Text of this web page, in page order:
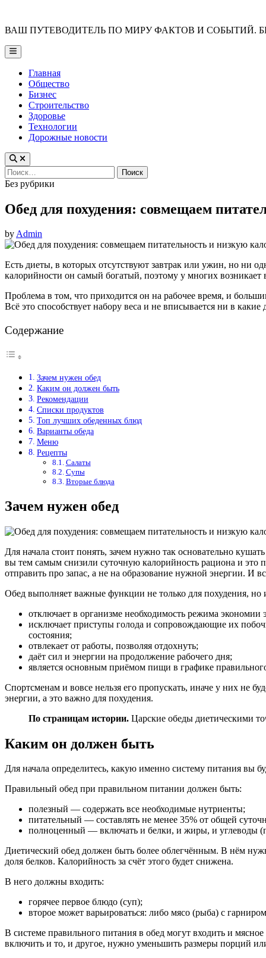
content
ВАШ ПУТЕВОДИТЕЛЬ ПО МИРУ ФАКТОВ И СОБЫТИЙ.
Main
Menu
Главная
Общество
Бизнес
Строительство
Здоровье
Технологии
Дорожные новости
Найти:
Posted
Без рубрики
Обед для похудения: совмещаем
byAdmin
Есть диеты, в которых отсутствуют завтрак или ужин, но ни
калорийности он самый богатый, поэтому у многих возникает
Проблема в том, что приходится он на рабочее время, и
Всё это способствует набору веса и не вписывается ни в какие
Содержание
Зачем нужен обед
Каким он должен быть
Рекомендации
Списки продуктов
Топ лучших обеденных блюд
Варианты обеда
Меню
Рецепты
Салаты
Супы
Вторые блюда
Зачем нужен обед
Для начала стоит понять, зачем нужно так основательно
вы тем самым снизили суточную калорийность рациона и
отправить про запас, а не на образование нужной энергии. И
Обед выполняет важные функции не только для похудения, но
отключает в организме необходимость режима экономии
исключает приступы голода и сопровождающие их
состояния;
отвлекает от работы, позволяя отдохнуть;
даёт сил и энергии на продолжение рабочего дня;
является основным приёмом пищи в графике
Спортсменам и вовсе нельзя его пропускать, иначе у них не
энергии, а это важно для похудения.
По страницам истории. Царские обеды диетическими
Каким он должен быть
Для начала определитесь, какую именно систему питания вы
Правильный обед при правильном питании должен быть:
полезный — содержать все необходимые нутриенты;
питательный — составлять не менее 35% от общей
полноценный — включать и белки, и жиры, и углеводы
Диетический обед должен быть более облегчённым. В нём
доля белков. Калорийность за счёт этого будет снижена.
В него должны входить:
горячее первое блюдо (суп);
второе может варьироваться: либо мясо (рыба) с
В системе правильного питания в обед могут входить и
включить и то, и другое, нужно уменьшить размеры порций